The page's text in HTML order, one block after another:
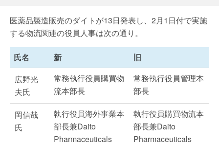
医薬品製造販売のダイトが13日発表し、2月1日付で実施
する物流関連の役員人事は次の通り。
氏名 新
旧
広野光
夫氏
常務執行役員購買物
流本部長
常務執行役員管理本
部長
岡信哉
氏
執行役員海外事業本
部長兼Daito
Pharmaceuticals
執行役員購買物流本
部長兼Daito
Pharmaceuticals